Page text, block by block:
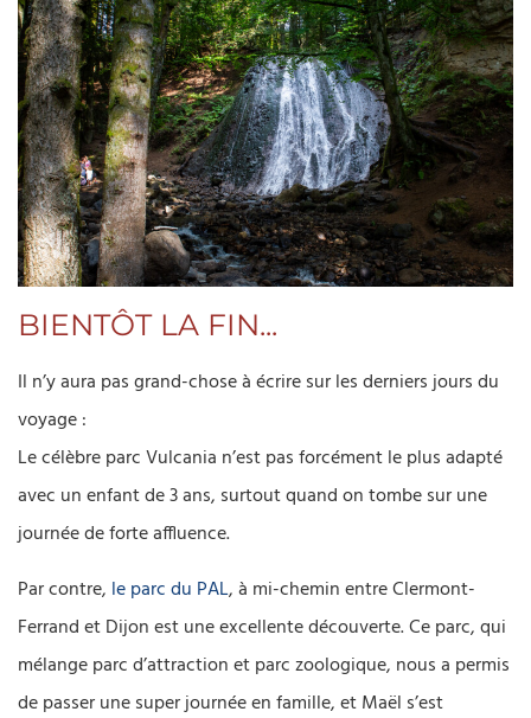
BIENTÔT LA FIN...
Il n’y aura pas grand-chose à écrire sur les derniers jours du
voyage :
Le célèbre parc Vulcania n’est pas forcément le plus adapté
avec un enfant de 3 ans, surtout quand on tombe sur une
journée de forte affluence.
Par contre, le parc du PAL, à mi-chemin entre Clermont-
Ferrand et Dijon est une excellente découverte. Ce parc, qui
mélange parc d’attraction et parc zoologique, nous a permis
de passer une super journée en famille, et Maël s’est